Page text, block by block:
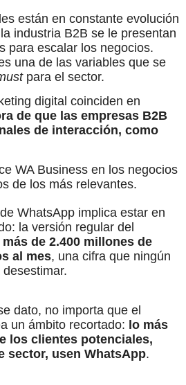
están en constante evolución
industria B2B se le presentan
para escalar los negocios.
una de las variables que se
para el sector.
digital coinciden en
de que las empresas B2B
de interacción, como
WA Business en los negocios
de los más relevantes.
WhatsApp implica estar en
la versión regular del
más de 2.400 millones de
al mes, una cifra que ningún
dato, no importa que el
un ámbito recortado: lo más
los clientes potenciales,
sector, usen WhatsApp.